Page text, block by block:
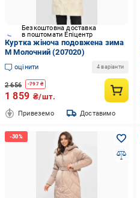
Безкоштовна доставка
в поштомати Епіцентр
Куртка жіноча подовжена зима
M Молочний (207020)
оцінити 4 варіанти
2 656 -797₴
1 859 ₴/шт.
Привеземо Доставимо